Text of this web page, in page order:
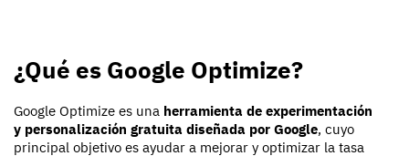
¿Qué es Google Optimize?
Google Optimize es una herramienta de experimentación
y personalización gratuita diseñada por Google, cuyo
principal objetivo es ayudar a mejorar y optimizar la tasa